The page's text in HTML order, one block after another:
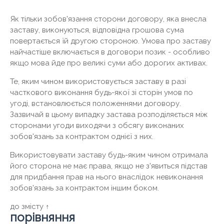
Як тільки зобов'язання сторони договору, яка внесла
заставу, виконуються, відповідна грошова сума
повертається їй другою стороною. Умова про заставу
найчастіше включається в договори позик - особливо
якщо мова йде про великі суми або дорогих активах.
Те, яким чином використовується заставу в разі
часткового виконання будь-якої зі сторін умов по
угоді, встановлюється положеннями договору.
Зазвичай в цьому випадку застава розподіляється між
сторонами угоди виходячи з обсягу виконаних
зобов'язань за контрактом однієї з них.
Використовувати заставу будь-яким чином отримала
його сторона не має права, якщо не з'явиться підстав
для придбання прав на нього внаслідок невиконання
зобов'язань за контрактом іншим боком.
до змісту ↑
порівняння